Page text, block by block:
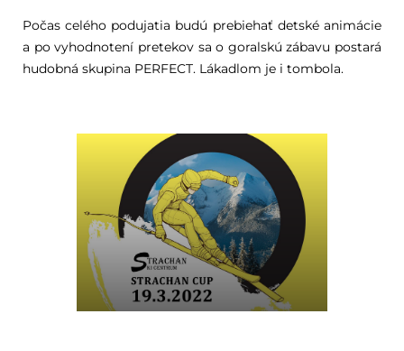
Počas celého podujatia budú prebiehať detské animácie
a po vyhodnotení pretekov sa o goralskú zábavu postará
hudobná skupina PERFECT. Lákadlom je i tombola.